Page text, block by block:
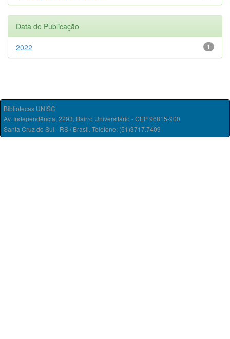
Data de Publicação
1
2022
Bibliotecas UNISC
Av. Independência, 2293, Bairro Universitário - CEP 96815-900
Santa Cruz do Sul - RS / Brasil. Telefone: (51)3717.7409